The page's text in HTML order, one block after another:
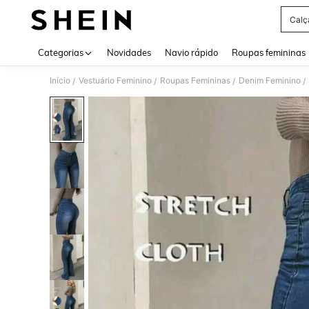
Categorias Novidades Navio rápido Roupas femininas
Início / Vestuário Feminino / Roupas Femininas / Denim Feminino /